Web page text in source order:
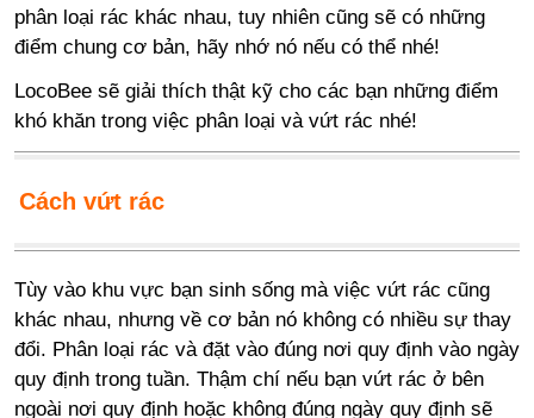
phân loại rác khác nhau, tuy nhiên cũng sẽ có những
điểm chung cơ bản, hãy nhớ nó nếu có thể nhé!
LocoBee sẽ giải thích thật kỹ cho các bạn những điểm
khó khăn trong việc phân loại và vứt rác nhé!
Cách vứt rác
Tùy vào khu vực bạn sinh sống mà việc vứt rác cũng
khác nhau, nhưng về cơ bản nó không có nhiều sự thay
đổi. Phân loại rác và đặt vào đúng nơi quy định vào ngày
quy định trong tuần. Thậm chí nếu bạn vứt rác ở bên
ngoài nơi quy định hoặc không đúng ngày quy định sẽ